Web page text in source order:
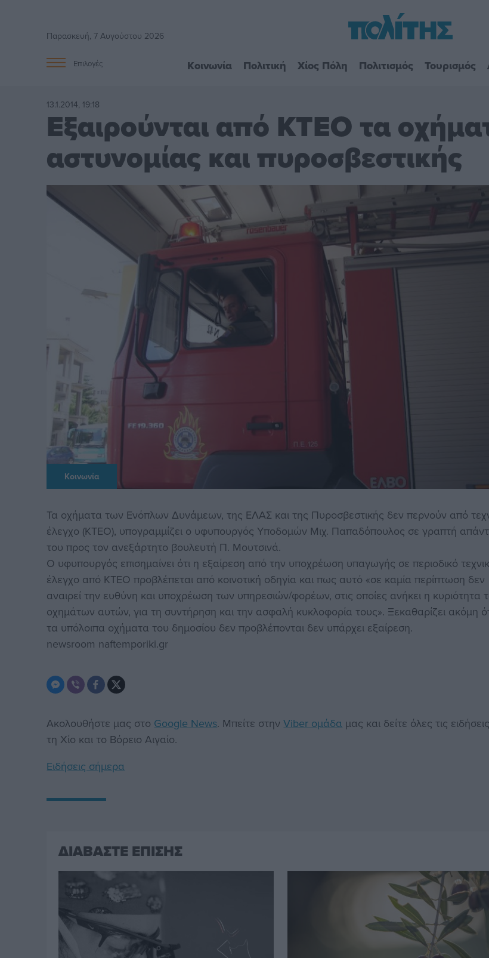
Παρασκευή, 7 Αυγούστου 2026
Επιλογές Κοινωνία Πολιτική Χίος Πόλη Πολιτισμός Τουρισμός
13.1.2014, 19:18
Εξαιρούνται από ΚΤΕΟ τα
αστυνομίας και πυροσβεστικής
Κοινωνία
Τα οχήματα των Ενόπλων Δυνάμεων, της ΕΛΑΣ και της Πυροσβεστικής δεν περνούν από
έλεγχο (ΚΤΕΟ), υπογραμμίζει ο υφυπουργός Υποδομών Μιχ. Παπαδόπουλος σε γραπτή
του προς τον ανεξάρτητο βουλευτή Π. Μουτσινά.
Ο υφυπουργός επισημαίνει ότι η εξαίρεση από την υποχρέωση υπαγωγής σε περιοδικό
έλεγχο από ΚΤΕΟ προβλέπεται από κοινοτική οδηγία και πως αυτό «σε καμία περίπτωση δεν
αναιρεί την ευθύνη και υποχρέωση των υπηρεσιών/φορέων, στις οποίες ανήκει η κυριότητα
οχημάτων αυτών, για τη συντήρηση και την ασφαλή κυκλοφορία τους». Ξεκαθαρίζει ακόμη
τα υπόλοιπα οχήματα του δημοσίου δεν προβλέπονται δεν υπάρχει εξαίρεση.
newsroom naftemporiki.gr
Ακολουθήστε μας στο Google News. Μπείτε στηνViber ομάδα μας και δείτε όλες τις
τη Χίο και το Βόρειο Αιγαίο.
Ειδήσεις σήμερα
ΔΙΑΒΑΣΤΕ ΕΠΙΣΗΣ